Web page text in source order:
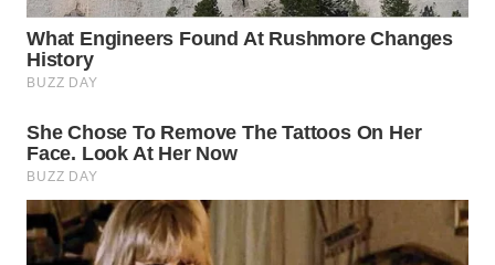
WN
PRIANGAN
TIMUR
SEMARANG
WN
SOLO